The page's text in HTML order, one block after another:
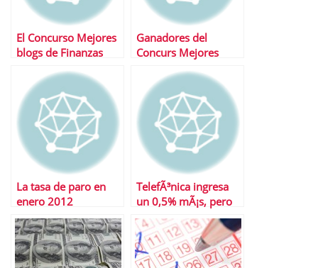
El Concurso Mejores
blogs de Finanzas
finalistas
Ganadores del
Concurs Mejores
2011
La tasa de paro en
enero 2012
TelefÃ³nica ingresa
un 0,5% mÃ¡s, pero
el beneficio cae un
54%